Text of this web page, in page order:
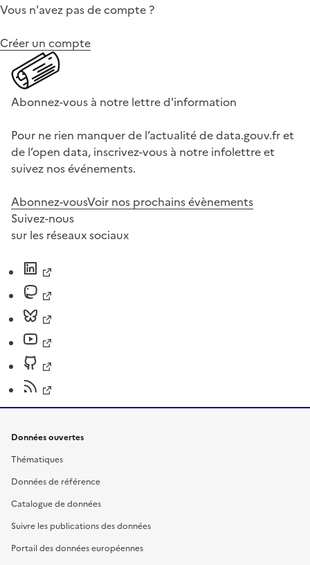
Vous n'avez pas de compte ?
Créer un compte
Abonnez-vous à notre lettre d'information
Pour ne rien manquer de l’actualité de data.gouv.fr et
de l’open data, inscrivez-vous à notre infolettre et
suivez nos événements.
Abonnez-vousVoir nos prochains évènements
Suivez-nous
sur les réseaux sociaux
Données ouvertes
Thématiques
Données de référence
Catalogue de données
Suivre les publications des données
Portail des données européennes